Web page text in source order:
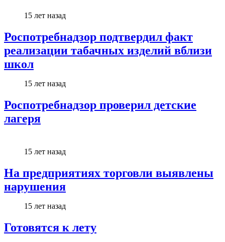
15 лет назад
Роспотребнадзор подтвердил факт
реализации табачных изделий вблизи
школ
15 лет назад
Роспотребнадзор проверил детские
лагеря
15 лет назад
На предприятиях торговли выявлены
нарушения
15 лет назад
Готовятся к лету